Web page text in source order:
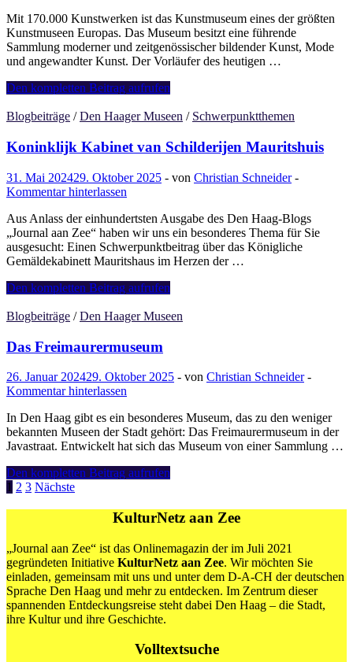
Mit 170.000 Kunstwerken ist das Kunstmuseum eines der größten
Kunstmuseen Europas. Das Museum besitzt eine führende
Sammlung moderner und zeitgenössischer bildender Kunst, Mode
und angewandter Kunst. Der Vorläufer des heutigen …
Kunstmuseum
Den kompletten Beitrag aufrufen
Blogbeiträge /Den Haager Museen / Schwerpunktthemen
Koninklijk Kabinet van Schilderijen Mauritshuis
31. Mai 202429. Oktober 2025 - von Christian Schneider-
Kommentar hinterlassen
Aus Anlass der einhundertsten Ausgabe des Den Haag-Blogs
„Journal aan Zee“ haben wir uns ein besonderes Thema für Sie
ausgesucht: Einen Schwerpunktbeitrag über das Königliche
Gemäldekabinett Mauritshaus im Herzen der …
Koninklijk
van
Mauritshuis
Den kompletten Beitrag aufrufen
Blogbeiträge /Den Haager Museen
Das Freimaurermuseum
26. Januar 202429. Oktober 2025 - von Christian Schneider-
Kommentar hinterlassen
In Den Haag gibt es ein besonderes Museum, das zu den weniger
bekannten Museen der Stadt gehört: Das Freimaurermuseum in der
Javastraat. Entwickelt hat sich das Museum von einer Sammlung …
Das
Freimaurermuseum
Den kompletten Beitrag aufrufen
Seitennummerierung
der
1 2 3 Nächste
KulturNetz aan Zee
„Journal aan Zee“ ist das Onlinemagazin der im Juli 2021
gegründeten Initiative KulturNetz aan Zee. Wir möchten Sie
einladen, gemeinsam mit uns und unter dem D-A-CH der deutschen
Sprache Den Haag und mehr zu entdecken. Im Zentrum dieser
spannenden Entdeckungsreise steht dabei Den Haag – die Stadt,
ihre Kultur und ihre Geschichte.
Volltextsuche